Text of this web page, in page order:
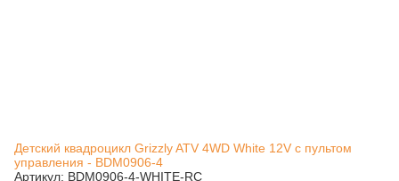
Детский квадроцикл Grizzly ATV 4WD White 12V с пультом
управления - BDM0906-4
Артикул: BDM0906-4-WHITE-RC